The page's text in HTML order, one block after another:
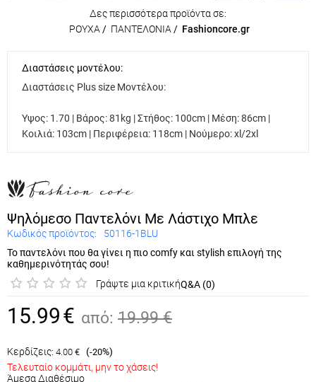
Δες περισσότερα προϊόντα σε:
ΡΟΥΧΑ / ΠΑΝΤΕΛΟΝΙΑ / Fashioncore.gr
Διαστάσεις μοντέλου:
Διαστάσεις Plus size Μοντέλου:
Υψος: 1.70 | Βάρος: 81kg | Στήθος: 100cm | Μέση: 86cm |
Κοιλιά: 103cm | Περιφέρεια: 118cm | Νούμερο: xl/2xl
Ψηλόμεσο Παντελόνι Με Λάστιχο Μπλε
Κωδικός προϊόντος:
50116-1BLU
Το παντελόνι που θα γίνει η πιο comfy και stylish επιλογή της
καθημερινότητάς σου!
Γράψτε μια κριτικήQ&A (0)
15.99€ από: 19.99 €
Κερδίζεις: 4.00 € (-20%)
Τελευταίο κομμάτι, μην το χάσεις!
Άμεσα Διαθέσιμο